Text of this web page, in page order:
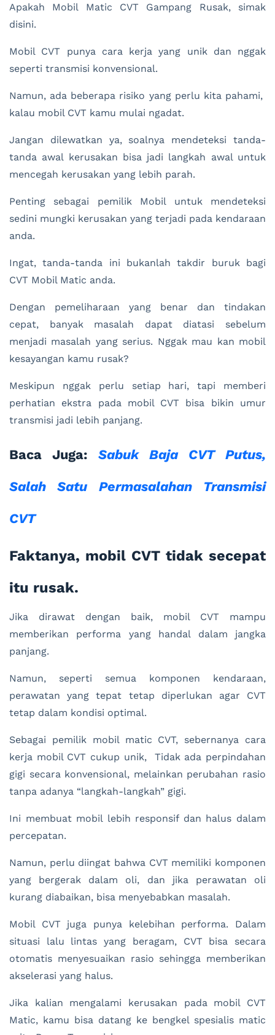
Apakah Mobil Matic CVT Gampang Rusak, simak
disini.
Mobil CVT punya cara kerja yang unik dan nggak
seperti transmisi konvensional.
Namun, ada beberapa risiko yang perlu kita pahami,
kalau mobil CVT kamu mulai ngadat.
Jangan dilewatkan ya, soalnya mendeteksi tanda-
tanda awal kerusakan bisa jadi langkah awal untuk
mencegah kerusakan yang lebih parah.
Penting sebagai pemilik Mobil untuk mendeteksi
sedini mungki kerusakan yang terjadi pada kendaraan
anda.
Ingat, tanda-tanda ini bukanlah takdir buruk bagi
CVT Mobil Matic anda.
Dengan pemeliharaan yang benar dan tindakan
cepat, banyak masalah dapat diatasi sebelum
menjadi masalah yang serius. Nggak mau kan mobil
kesayangan kamu rusak?
Meskipun nggak perlu setiap hari, tapi memberi
perhatian ekstra pada mobil CVT bisa bikin umur
transmisi jadi lebih panjang.
Baca Juga: Sabuk Baja CVT Putus,
Salah Satu Permasalahan Transmisi
CVT
Faktanya, mobil CVT tidak secepat
itu rusak.
Jika dirawat dengan baik, mobil CVT mampu
memberikan performa yang handal dalam jangka
panjang.
Namun, seperti semua komponen kendaraan,
perawatan yang tepat tetap diperlukan agar CVT
tetap dalam kondisi optimal.
Sebagai pemilik mobil matic CVT, sebernanya cara
kerja mobil CVT cukup unik, Tidak ada perpindahan
gigi secara konvensional, melainkan perubahan rasio
tanpa adanya “langkah-langkah” gigi.
Ini membuat mobil lebih responsif dan halus dalam
percepatan.
Namun, perlu diingat bahwa CVT memiliki komponen
yang bergerak dalam oli, dan jika perawatan oli
kurang diabaikan, bisa menyebabkan masalah.
Mobil CVT juga punya kelebihan performa. Dalam
situasi lalu lintas yang beragam, CVT bisa secara
otomatis menyesuaikan rasio sehingga memberikan
akselerasi yang halus.
Jika kalian mengalami kerusakan pada mobil CVT
Matic, kamu bisa datang ke bengkel spesialis matic